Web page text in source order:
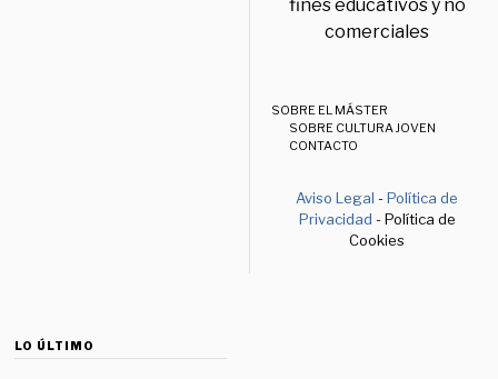
fines educativos y no
comerciales
SOBRE EL MÁSTER
SOBRE CULTURA JOVEN
CONTACTO
Aviso Legal -Política de
Privacidad - Política de
Cookies
LO ÚLTIMO